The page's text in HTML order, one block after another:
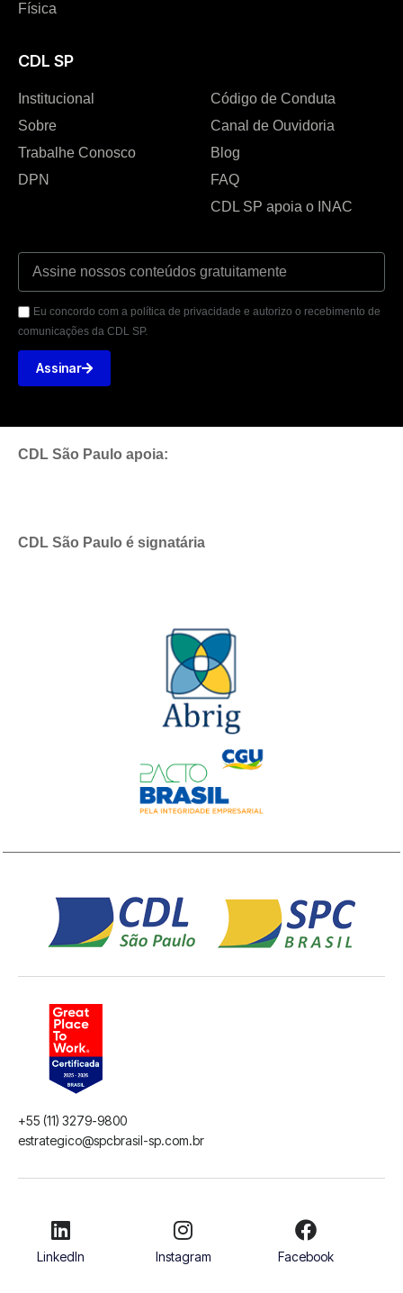
Física
CDL SP
Institucional
Sobre
Trabalhe Conosco
DPN
Código de Conduta
Canal de Ouvidoria
Blog
FAQ
CDL SP apoia o INAC
Eu concordo com a política de privacidade e autorizo o recebimento de
comunicações da CDL SP.
Assinar
CDL São Paulo apoia:
CDL São Paulo é signatária
+55 (11) 3279-9800
estrategico@spcbrasil-sp.com.br
LinkedIn Instagram Facebook